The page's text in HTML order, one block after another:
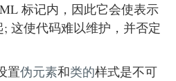
标记内，因此它会使表示
这使代码难以维护，并否定
置伪元素和类的样式是不可